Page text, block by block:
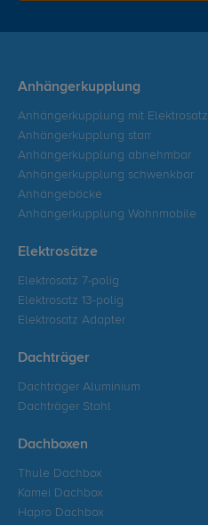
Anhängerkupplung
Anhängerkupplung mit Elektrosatz
Anhängerkupplung starr
Anhängerkupplung abnehmbar
Anhängerkupplung schwenkbar
Anhängeböcke
Anhängerkupplung Wohnmobile
Elektrosätze
Elektrosatz 7-polig
Elektrosatz 13-polig
Elektrosatz Adapter
Dachträger
Dachträger Aluminium
Dachträger Stahl
Dachboxen
Thule Dachbox
Kamei Dachbox
Hapro Dachbox